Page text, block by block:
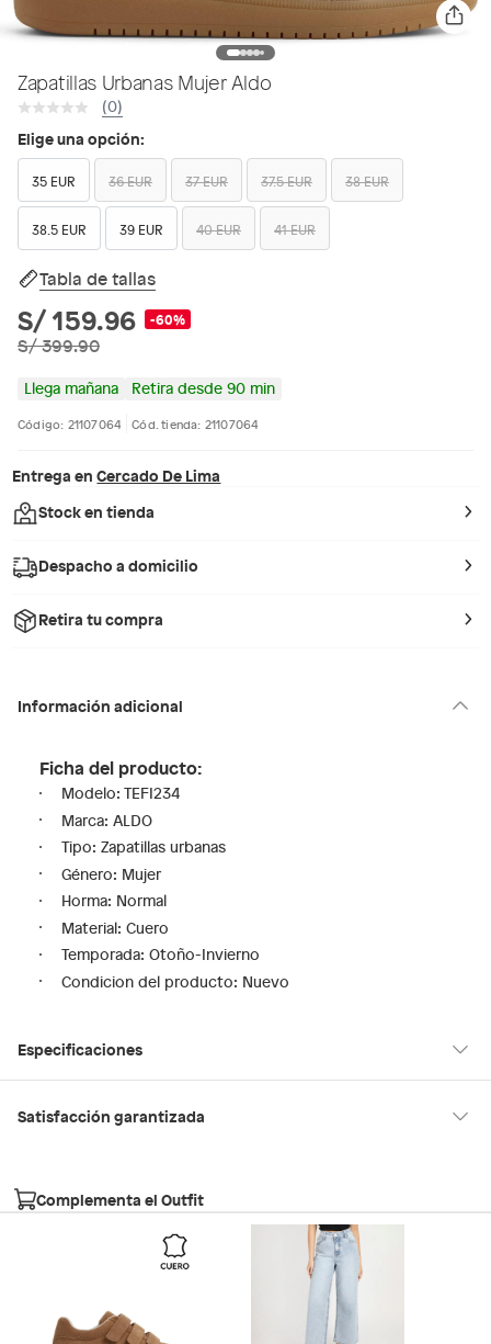
Zapatillas Urbanas Mujer Aldo
(0)
Elige una opción:
35 EUR 36 EUR 37 EUR 37.5 EUR 38 EUR
38.5 EUR 39 EUR 40 EUR 41 EUR
Tabla de tallas
S/ 159.96 -60%
S/ 399.90
Llega mañana Retira desde 90 min
Código: 21107064 Cód. tienda: 21107064
Entrega en Cercado De Lima
Stock en tienda
Despacho a domicilio
Retira tu compra
Información adicional
Ficha del producto:
Modelo: TEFI234
Marca: ALDO
Tipo: Zapatillas urbanas
Género: Mujer
Horma: Normal
Material: Cuero
Temporada: Otoño-Invierno
Condicion del producto: Nuevo
Especificaciones
Tipo de ajuste
Material
Satisfacción garantizada
Sin embargo, tenemos categorías que cuentan con plazos
diferentes, otras con restricciones y algunas que no se pueden
devolver ni cambiar. Conoce cuáles son:
Falabella, Tottus y otros vendedores
Complementa el Outfit